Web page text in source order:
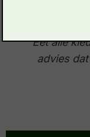
“Eet alle
advies